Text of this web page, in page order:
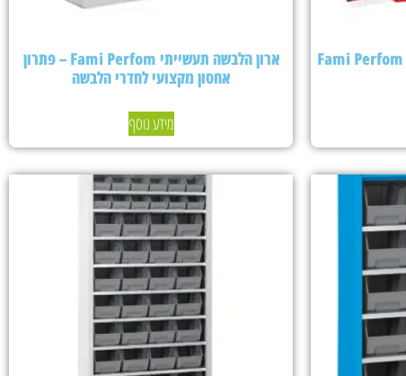
ארון הלבשה תעשייתי Fami Perfom – פתרון
אחסון מקצועי לחדרי הלבשה
מידע נוסף